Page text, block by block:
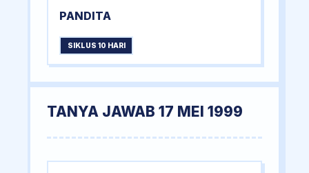
PANDITA
SIKLUS 10 HARI
TANYA JAWAB 17 MEI 1999